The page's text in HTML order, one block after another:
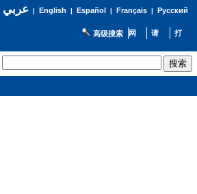
عربي| English | Español | Français| Русский
高级搜索